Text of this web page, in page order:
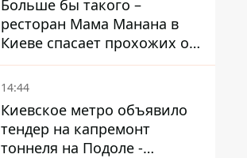
Больше бы такого –
ресторан Мама Манана в
Киеве спасает прохожих от
жары
14:44
Киевское метро объявило
тендер на капремонт
тоннеля на Подоле -